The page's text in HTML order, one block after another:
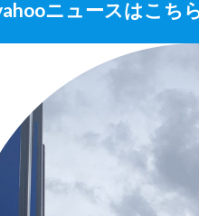
ニュースはこち